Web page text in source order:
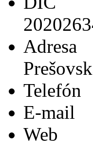
Adresa
Telefón
E-mail
Web